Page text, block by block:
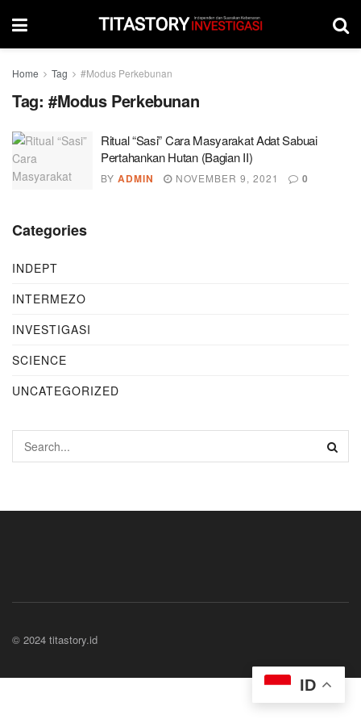
Home Tag #Modus Perkebunan
Tag: #Modus Perkebunan
Ritual “Sasi” Cara Masyarakat Adat Sabuai
Pertahankan Hutan (Bagian II)
BY ADMIN NOVEMBER 9, 2021 0
Categories
INDEPT
INTERMEZO
INVESTIGASI
SCIENCE
UNCATEGORIZED
© 2024 titastory.id
ID